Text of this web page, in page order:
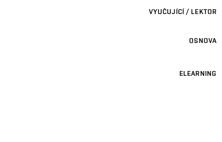
VYUČUJÍCÍ / LEKTOR
OSNOVA
ELEARNING